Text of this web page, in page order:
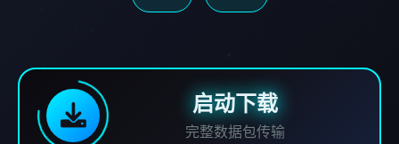
启动下载
完整数据包传输